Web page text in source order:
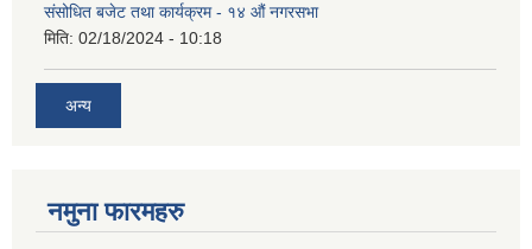
संसोधित बजेट तथा कार्यक्रम - १४ औं नगरसभा
मिति: 02/18/2024 - 10:18
अन्य
नमुना फारमहरु